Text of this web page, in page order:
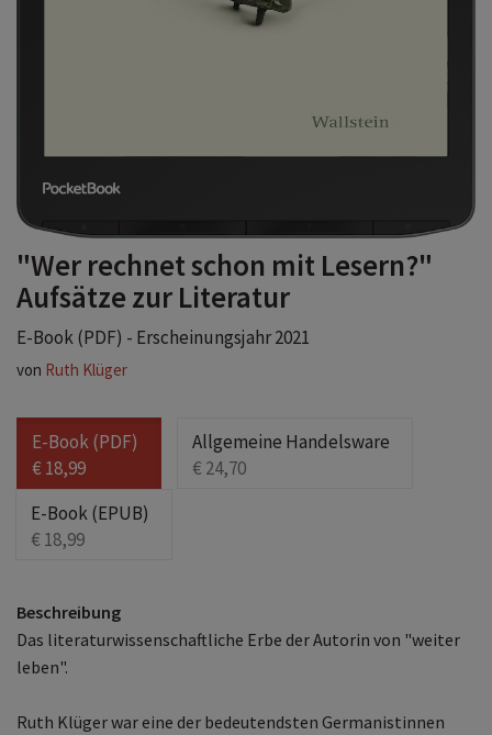
"Wer rechnet schon mit Lesern?"
Aufsätze zur Literatur
E-Book (PDF) - Erscheinungsjahr 2021
von Ruth Klüger
E-Book (PDF)
€ 18,99
Allgemeine Handelsware
€ 24,70
E-Book (EPUB)
€ 18,99
Beschreibung
Das literaturwissenschaftliche Erbe der Autorin von "weiter
leben".
Ruth Klüger war eine der bedeutendsten Germanistinnen